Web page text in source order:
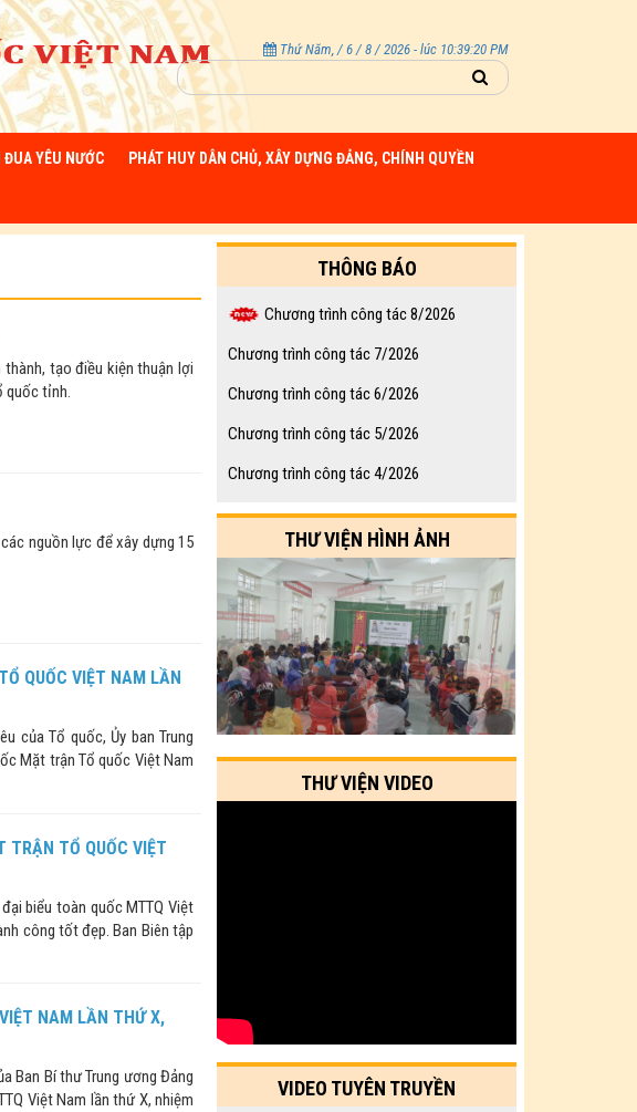
Thứ Năm, / 6 / 8 / 2026 - lúc 10:39:21 PM
ĐUA YÊU NƯỚC PHÁT HUY DÂN CHỦ, XÂY DỰNG ĐẢNG, CHÍNH QUYỀN
tạo điều kiện thuận lợi
quốc tỉnh.
nguồn lực để xây dựng 15
QUỐC VIỆT NAM LẦN
của Tổ quốc, Ủy ban Trung
Mặt trận Tổ quốc Việt Nam
TRẬN TỔ QUỐC VIỆT
biểu toàn quốc MTTQ Việt
công tốt đẹp. Ban Biên tập
NAM LẦN THỨ X,
Ban Bí thư Trung ương Đảng
Việt Nam lần thứ X, nhiệm
THÔNG BÁO
Chương trình công tác 8/2026
Chương trình công tác 7/2026
Chương trình công tác 6/2026
Chương trình công tác 5/2026
Chương trình công tác 4/2026
THƯ VIỆN HÌNH ẢNH
THƯ VIỆN VIDEO
VIDEO TUYÊN TRUYỀN